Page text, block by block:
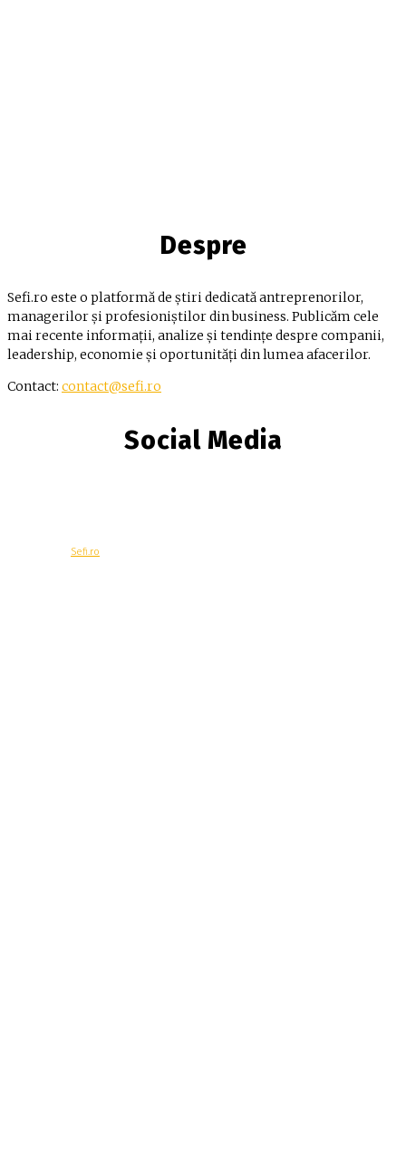
Despre
Sefi.ro este o platformă de știri dedicată antreprenorilor,
managerilor și profesioniștilor din business. Publicăm cele
mai recente informații, analize și tendințe despre companii,
leadership, economie și oportunități din lumea afacerilor.
Contact: contact@sefi.ro
Social Media
Sefi.ro